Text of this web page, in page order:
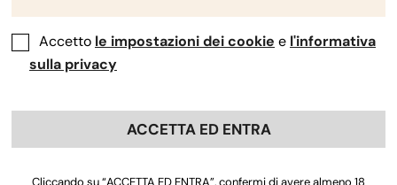
Accetto le impostazioni dei cookie e l'informativa
sulla privacy
ACCETTA ED ENTRA
Cliccando su “ACCETTA ED ENTRA”, confermi di avere almeno 18